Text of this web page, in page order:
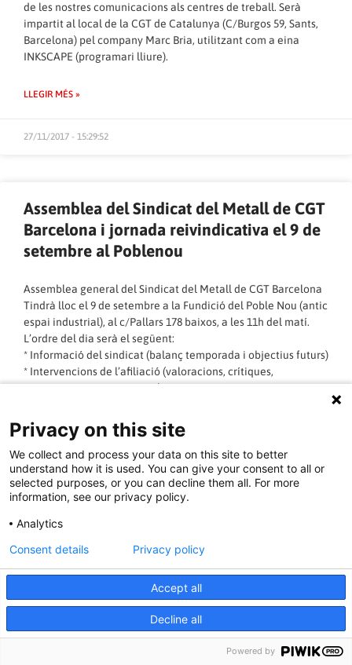
de les nostres comunicacions als centres de treball. Serà
impartit al local de la CGT de Catalunya (C/Burgos 59, Sants,
Barcelona) pel company Marc Bria, utilitzant com a eina
INKSCAPE (programari lliure).
LLEGIR MÉS »
27/11/2017 - 15:29:52
Assemblea del Sindicat del Metall de CGT
Barcelona i jornada reivindicativa el 9 de
setembre al Poblenou
Assemblea general del Sindicat del Metall de CGT Barcelona
Tindrà lloc el 9 de setembre a la Fundició del Poble Nou (antic
espai industrial), al c/Pallars 178 baixos, a les 11h del matí.
L’ordre del dia serà el següent:
* Informació del sindicat (balanç temporada i objectius futurs)
* Intervencions de l’afiliació (valoracions, crítiques,
aportacions, preguntes, etc)
l’organització, per part del sindicat, d’una jornada d’activitats
en el marc de la Festa major del barri.
LLEGIR MÉS »
05/09/2017 - 19:43:25
De nou guanya la plantilla de Bergé
Logística de l’Arboç de la mà de la CGT
DE NOU GUANYA LA PLANTILLA DE LA MÀ DE LA CGT
Privacy on this site
We collect and process your data on this site to better
understand how it is used. You can give your consent to all or
selected purposes, or you can decline them all. For more
information, see our privacy policy.
Analytics
Accept all
Decline all
Consent details Privacy policy
Powered by